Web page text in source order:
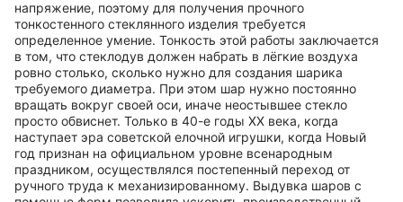
напряжение, поэтому для получения прочного
тонкостенного стеклянного изделия требуется
определенное умение. Тонкость этой работы заключается
в том, что стеклодув должен набрать в лёгкие воздуха
ровно столько, сколько нужно для создания шарика
требуемого диаметра. При этом шар нужно постоянно
вращать вокруг своей оси, иначе неостывшее стекло
просто обвиснет. Только в 40-е годы ХХ века, когда
наступает эра советской елочной игрушки, когда Новый
год признан на официальном уровне всенародным
праздником, осуществлялся постепенный переход от
ручного труда к механизированному. Выдувка шаров с